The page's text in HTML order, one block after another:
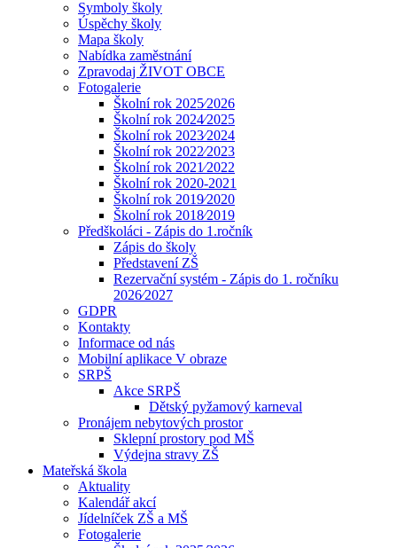
Symboly školy
Úspěchy školy
Mapa školy
Nabídka zaměstnání
Zpravodaj ŽIVOT OBCE
Fotogalerie
Školní rok 2025⁄2026
Školní rok 2024⁄2025
Školní rok 2023⁄2024
Školní rok 2022⁄2023
Školní rok 2021⁄2022
Školní rok 2020-2021
Školní rok 2019⁄2020
Školní rok 2018⁄2019
Předškoláci - Zápis do 1.ročník
Zápis do školy
Představení ZŠ
Rezervační systém - Zápis do 1. ročníku
2026⁄2027
GDPR
Kontakty
Informace od nás
Mobilní aplikace V obraze
SRPŠ
Akce SRPŠ
Dětský pyžamový karneval
Pronájem nebytových prostor
Sklepní prostory pod MŠ
Výdejna stravy ZŠ
Mateřská škola
Aktuality
Kalendář akcí
Jídelníček ZŠ a MŠ
Fotogalerie